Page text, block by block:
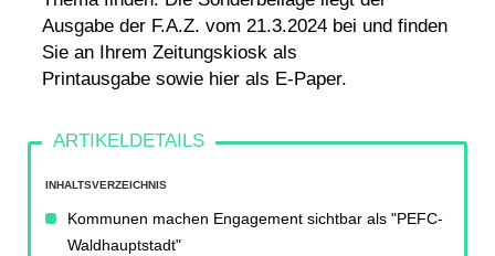
Ausgabe der F.A.Z. vom 21.3.2024 bei und finden
Sie an Ihrem Zeitungskiosk als
Printausgabe sowie hierals E-Paper.
INHALTSVERZEICHNIS
Kommunen machen Engagement sichtbar als "PEFC-
Waldhauptstadt"